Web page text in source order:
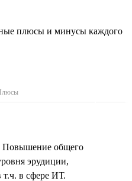
плюсы и минусы каждого
Повышение общего
эрудиции,
т.ч. в сфере ИТ.